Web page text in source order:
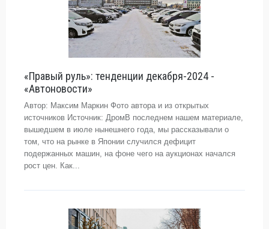
«Правый руль»: тенденции декабря-2024 -
«Автоновости»
Автор: Максим Маркин Фото автора и из открытых
источников Источник: ДромВ последнем нашем материале,
вышедшем в июле нынешнего года, мы рассказывали о
том, что на рынке в Японии случился дефицит
подержанных машин, на фоне чего на аукционах начался
рост цен. Как...